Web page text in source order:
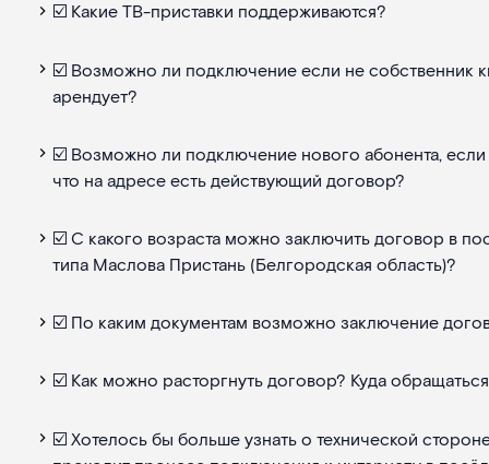
☑️ Какие ТВ-приставки поддерживаются?
☑️ Возможно ли подключение если не собственник
арендует?
☑️ Возможно ли подключение нового абонента, если
что на адресе есть действующий договор?
☑️ С какого возраста можно заключить договор в
типа Маслова Пристань (Белгородская область)?
☑️ По каким документам возможно заключение
☑️ Как можно расторгнуть договор? Куда
☑️ Хотелось бы больше узнать о технической